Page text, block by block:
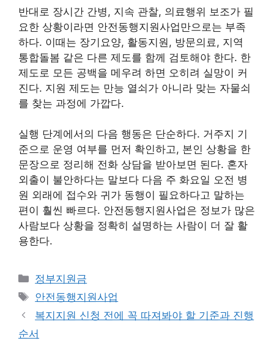
반대로 장시간 간병, 지속 관찰, 의료행위 보조가 필
요한 상황이라면 안전동행지원사업만으로는 부족
하다. 이때는 장기요양, 활동지원, 방문의료, 지역
통합돌봄 같은 다른 제도를 함께 검토해야 한다. 한
제도로 모든 공백을 메우려 하면 오히려 실망이 커
진다. 지원 제도는 만능 열쇠가 아니라 맞는 자물쇠
를 찾는 과정에 가깝다.
실행 단계에서의 다음 행동은 단순하다. 거주지 기
준으로 운영 여부를 먼저 확인하고, 본인 상황을 한
문장으로 정리해 전화 상담을 받아보면 된다. 혼자
외출이 불안하다는 말보다 다음 주 화요일 오전 병
원 외래에 접수와 귀가 동행이 필요하다고 말하는
편이 훨씬 빠르다. 안전동행지원사업은 정보가 많은
사람보다 상황을 정확히 설명하는 사람이 더 잘 활
용한다.
카
테
리
정부지원금
태
그
안전동행지원사업
복지지원 신청 전에 꼭 따져봐야 할 기준과 진행
순서